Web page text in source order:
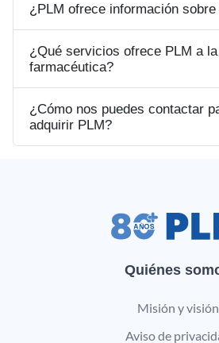
¿PLM ofrece información
¿Qué servicios ofrece PLM a
farmacéutica?
¿Cómo nos puedes contactar
adquirir PLM?
Quiénes
Misión y visión
Aviso de